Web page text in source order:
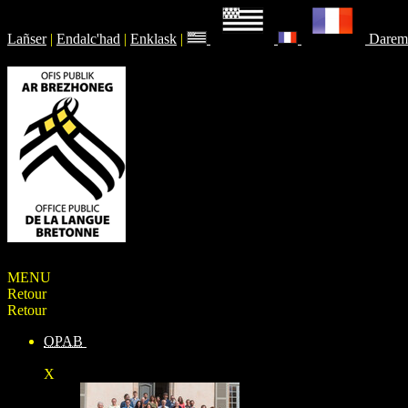
Lañser | Endalc'had | Enklask |
MENU
Retour
Retour
OPAB
X